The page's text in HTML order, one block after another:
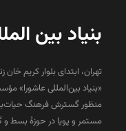
بنیاد بین
تهران، ابتدای بلوار کریم خان
«بنیاد بین‌المللی عاشورا»
منظور گسترش فرهنگ
مستمر و پویا در حوزۀ